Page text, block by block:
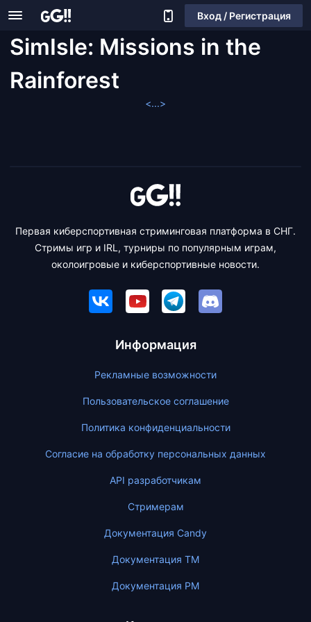
Вход / Регистрация
SimIsle: Missions in the
Rainforest
<...>
Первая киберспортивная стриминговая платформа в СНГ.
Стримы игр и IRL, турниры по популярным играм,
околоигровые и киберспортивные новости.
Информация
Рекламные возможности
Пользовательское соглашение
Политика конфиденциальности
Согласие на обработку персональных данных
API разработчикам
Стримерам
Документация Candy
Документация ТМ
Документация PM